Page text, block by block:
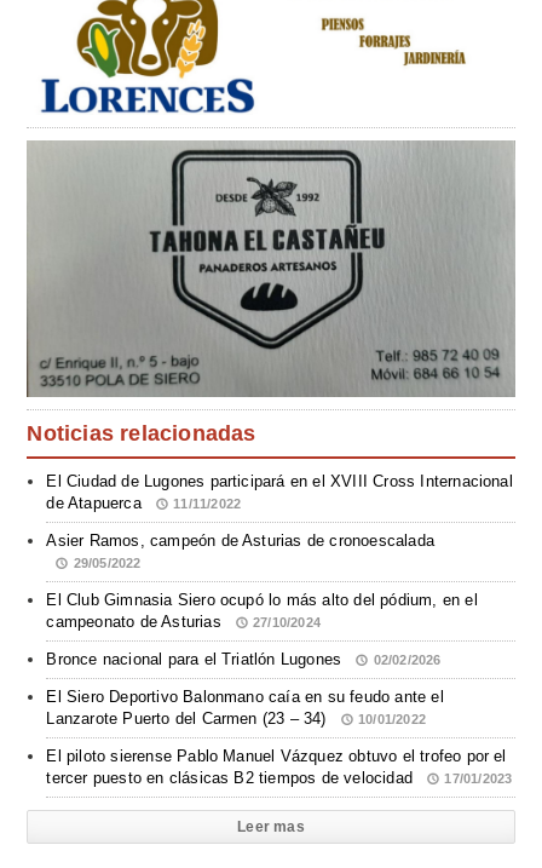
Noticias relacionadas
El Ciudad de Lugones participará en el XVIII Cross Internacional
de Atapuerca
11/11/2022
Asier Ramos, campeón de Asturias de cronoescalada
29/05/2022
El Club Gimnasia Siero ocupó lo más alto del pódium, en el
campeonato de Asturias
27/10/2024
Bronce nacional para el Triatlón Lugones 02/02/2026
El Siero Deportivo Balonmano caía en su feudo ante el
Lanzarote Puerto del Carmen (23 – 34)
10/01/2022
El piloto sierense Pablo Manuel Vázquez obtuvo el trofeo por el
tercer puesto en clásicas B2 tiempos de velocidad
17/01/2023
Leer mas